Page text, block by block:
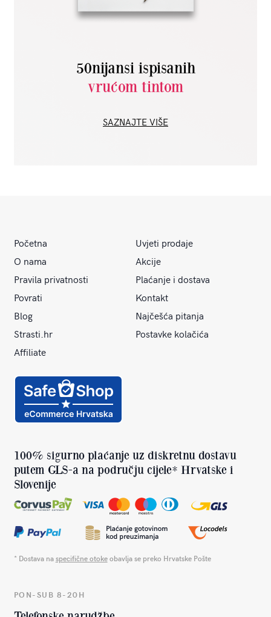
50nijansi ispisanih
vrućom tintom
SAZNAJTE VIŠE
Početna
Uvjeti prodaje
O nama
Akcije
Pravila privatnosti
Plaćanje i dostava
Povrati
Kontakt
Blog
Najčešća pitanja
Strasti.hr
Postavke kolačića
Affiliate
100% sigurno plaćanje uz diskretnu dostavu
putem GLS-a na području cijele* Hrvatske i
Slovenije
* Dostava naspecifične otokeobavlja se preko Hrvatske Pošte
PON-SUB 8-20H